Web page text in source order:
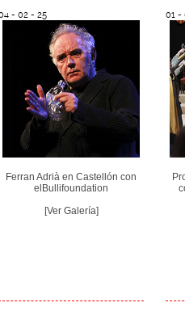
- 02 - 25
Ferran Adrià en Castellón con
elBullifoundation
[Ver Galería]
01 -